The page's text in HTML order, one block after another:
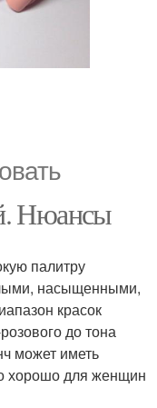
Нюансы
палитру
насыщенными,
красок
до тона
может иметь
хорошо для женщин